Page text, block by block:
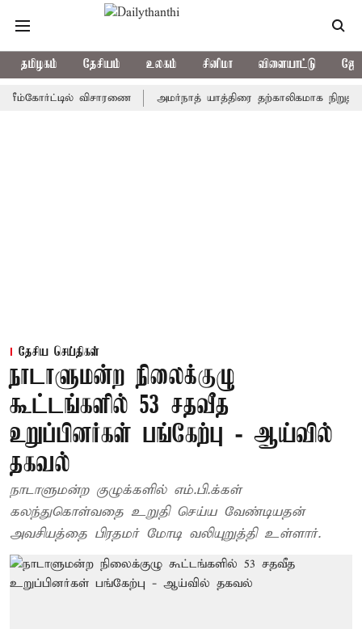
தமிழகம் தேசியம் உலகம் சினிமா விளையாட்டு
விசாரணை அமர்நாத் யாத்திரை தற்காலிகமாக நிறுத்தம்
தேசிய செய்திகள்
நாடாளுமன்ற நிலைக்குழு
கூட்டங்களில் 53 சதவீத
உறுப்பினர்கள் பங்கேற்பு - ஆய்வில்
தகவல்
நாடாளுமன்ற குழுக்களில் எம்.பி.க்கள்
கலந்துகொள்வதை உறுதி செய்ய வேண்டியதன்
அவசியத்தை பிரதமர் மோடி வலியுறுத்தி உள்ளார்.